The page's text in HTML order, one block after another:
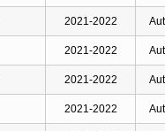
2021-2022
2021-2022
2021-2022
2021-2022